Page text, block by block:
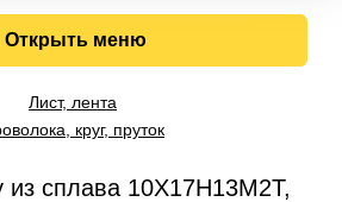
Открыть меню
Лист, лента
круг, пруток
из сплава 10Х17Н13М2Т,